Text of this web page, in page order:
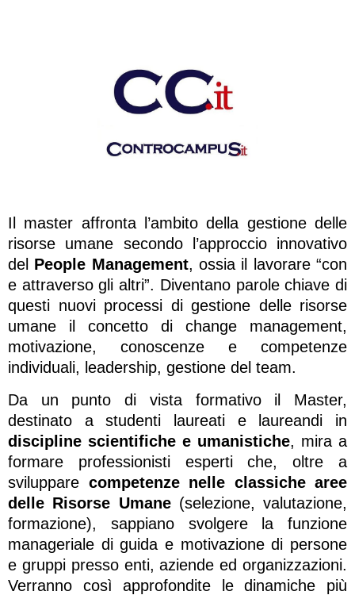
Il master affronta l’ambito della gestione delle
risorse umane secondo l’approccio innovativo
del People Management, ossia il lavorare “con
e attraverso gli altri”. Diventano parole chiave di
questi nuovi processi di gestione delle risorse
umane il concetto di change management,
motivazione, conoscenze e competenze
individuali, leadership, gestione del team.
Da un punto di vista formativo il Master,
destinato a studenti laureati e laureandi in
discipline scientifiche e umanistiche, mira a
formare professionisti esperti che, oltre a
sviluppare competenze nelle classiche aree
delle Risorse Umane(selezione, valutazione,
formazione), sappiano svolgere la funzione
manageriale di guida e motivazione di persone
e gruppi presso enti, aziende ed organizzazioni.
Verranno così approfondite le dinamiche più